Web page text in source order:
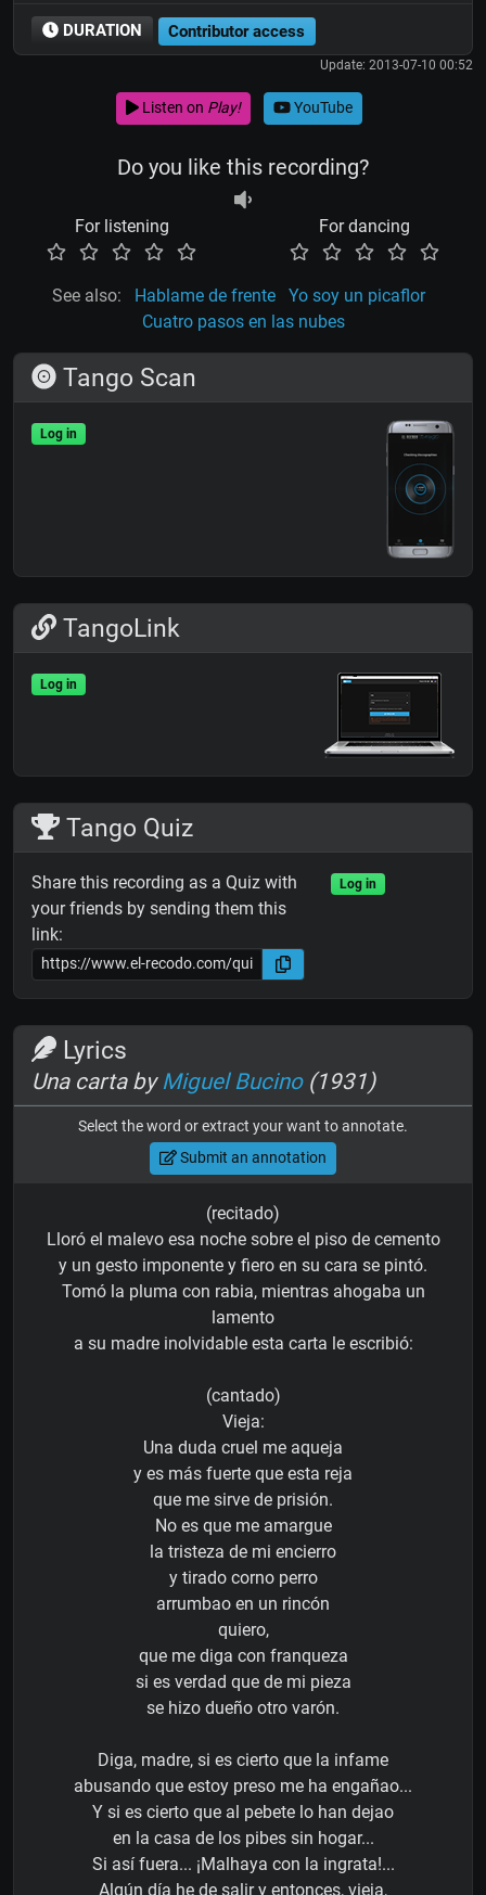
DURATION Contributor access
Update: 2013-07-10 00:52
Listen on Play! YouTube
Do you like this recording?
For listening For dancing
See also: Hablame de frente
Yo soy un picaflor
Cuatro pasos en las nubes
Tango Scan
Log in
TangoLink
Log in
Tango Quiz
Share this recording as a Quiz with
your friends by sending them this
link:
Log in
Lyrics
Una carta byMiguel Bucino(1931)
Select the word or extract your want to annotate.
Submit an annotation
(recitado)
Lloró el malevo esa noche sobre el piso de cemento
y un gesto imponente y fiero en su cara se pintó.
Tomó la pluma con rabia, mientras ahogaba un
lamento
a su madre inolvidable esta carta le escribió:
(cantado)
Vieja:
Una duda cruel me aqueja
y es más fuerte que esta reja
que me sirve de prisión.
No es que me amargue
la tristeza de mi encierro
y tirado corno perro
arrumbao en un rincón
quiero,
que me diga con franqueza
si es verdad que de mi pieza
se hizo dueño otro varón.
Diga, madre, si es cierto que la infame
abusando que estoy preso me ha engañao...
Y si es cierto que al pebete lo han dejao
en la casa de los pibes sin hogar...
Si así fuera... ¡Malhaya con la ingrata!...
Algún día he de salir y entonces, vieja,